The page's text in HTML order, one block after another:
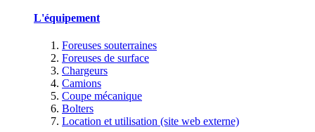
L'équipement
Foreuses souterraines
Foreuses de surface
Chargeurs
Camions
Coupe mécanique
Bolters
Location et utilisation (site web externe)